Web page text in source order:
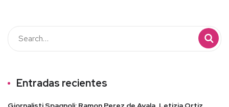
Entradas recientes